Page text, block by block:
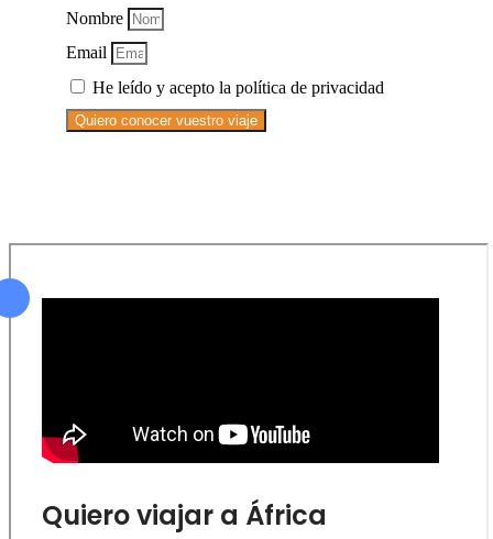
Nombre
Email
He leído y acepto la política de privacidad
Quiero conocer vuestro viaje